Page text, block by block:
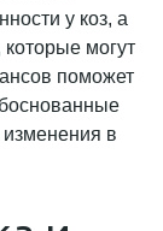
у коз, а
могут
поможет
в